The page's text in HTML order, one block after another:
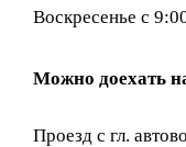
Воскресенье с
Можно доехать
Проезд с гл.